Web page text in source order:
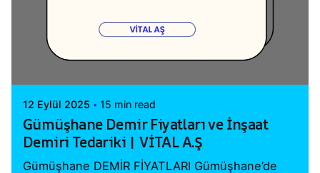
12 Eylül 2025 15 min read
Gümüşhane Demir Fiyatları ve İnşaat
Demiri Tedariki | VİTAL A.Ş
Gümüşhane DEMİR FİYATLARI Gümüşhane’de